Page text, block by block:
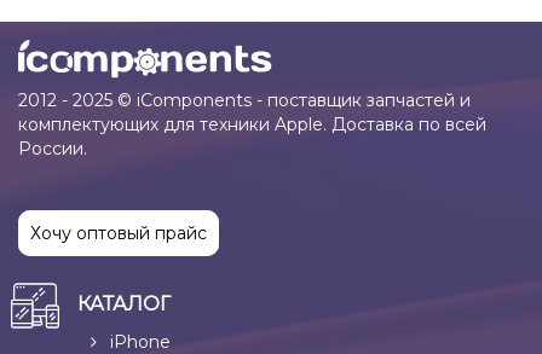
2012 - 2025 © iComponents - поставщик запчастей и
комплектующих для техники Apple. Доставка по всей
России.
Хочу оптовый прайс
КАТАЛОГ
iPhone